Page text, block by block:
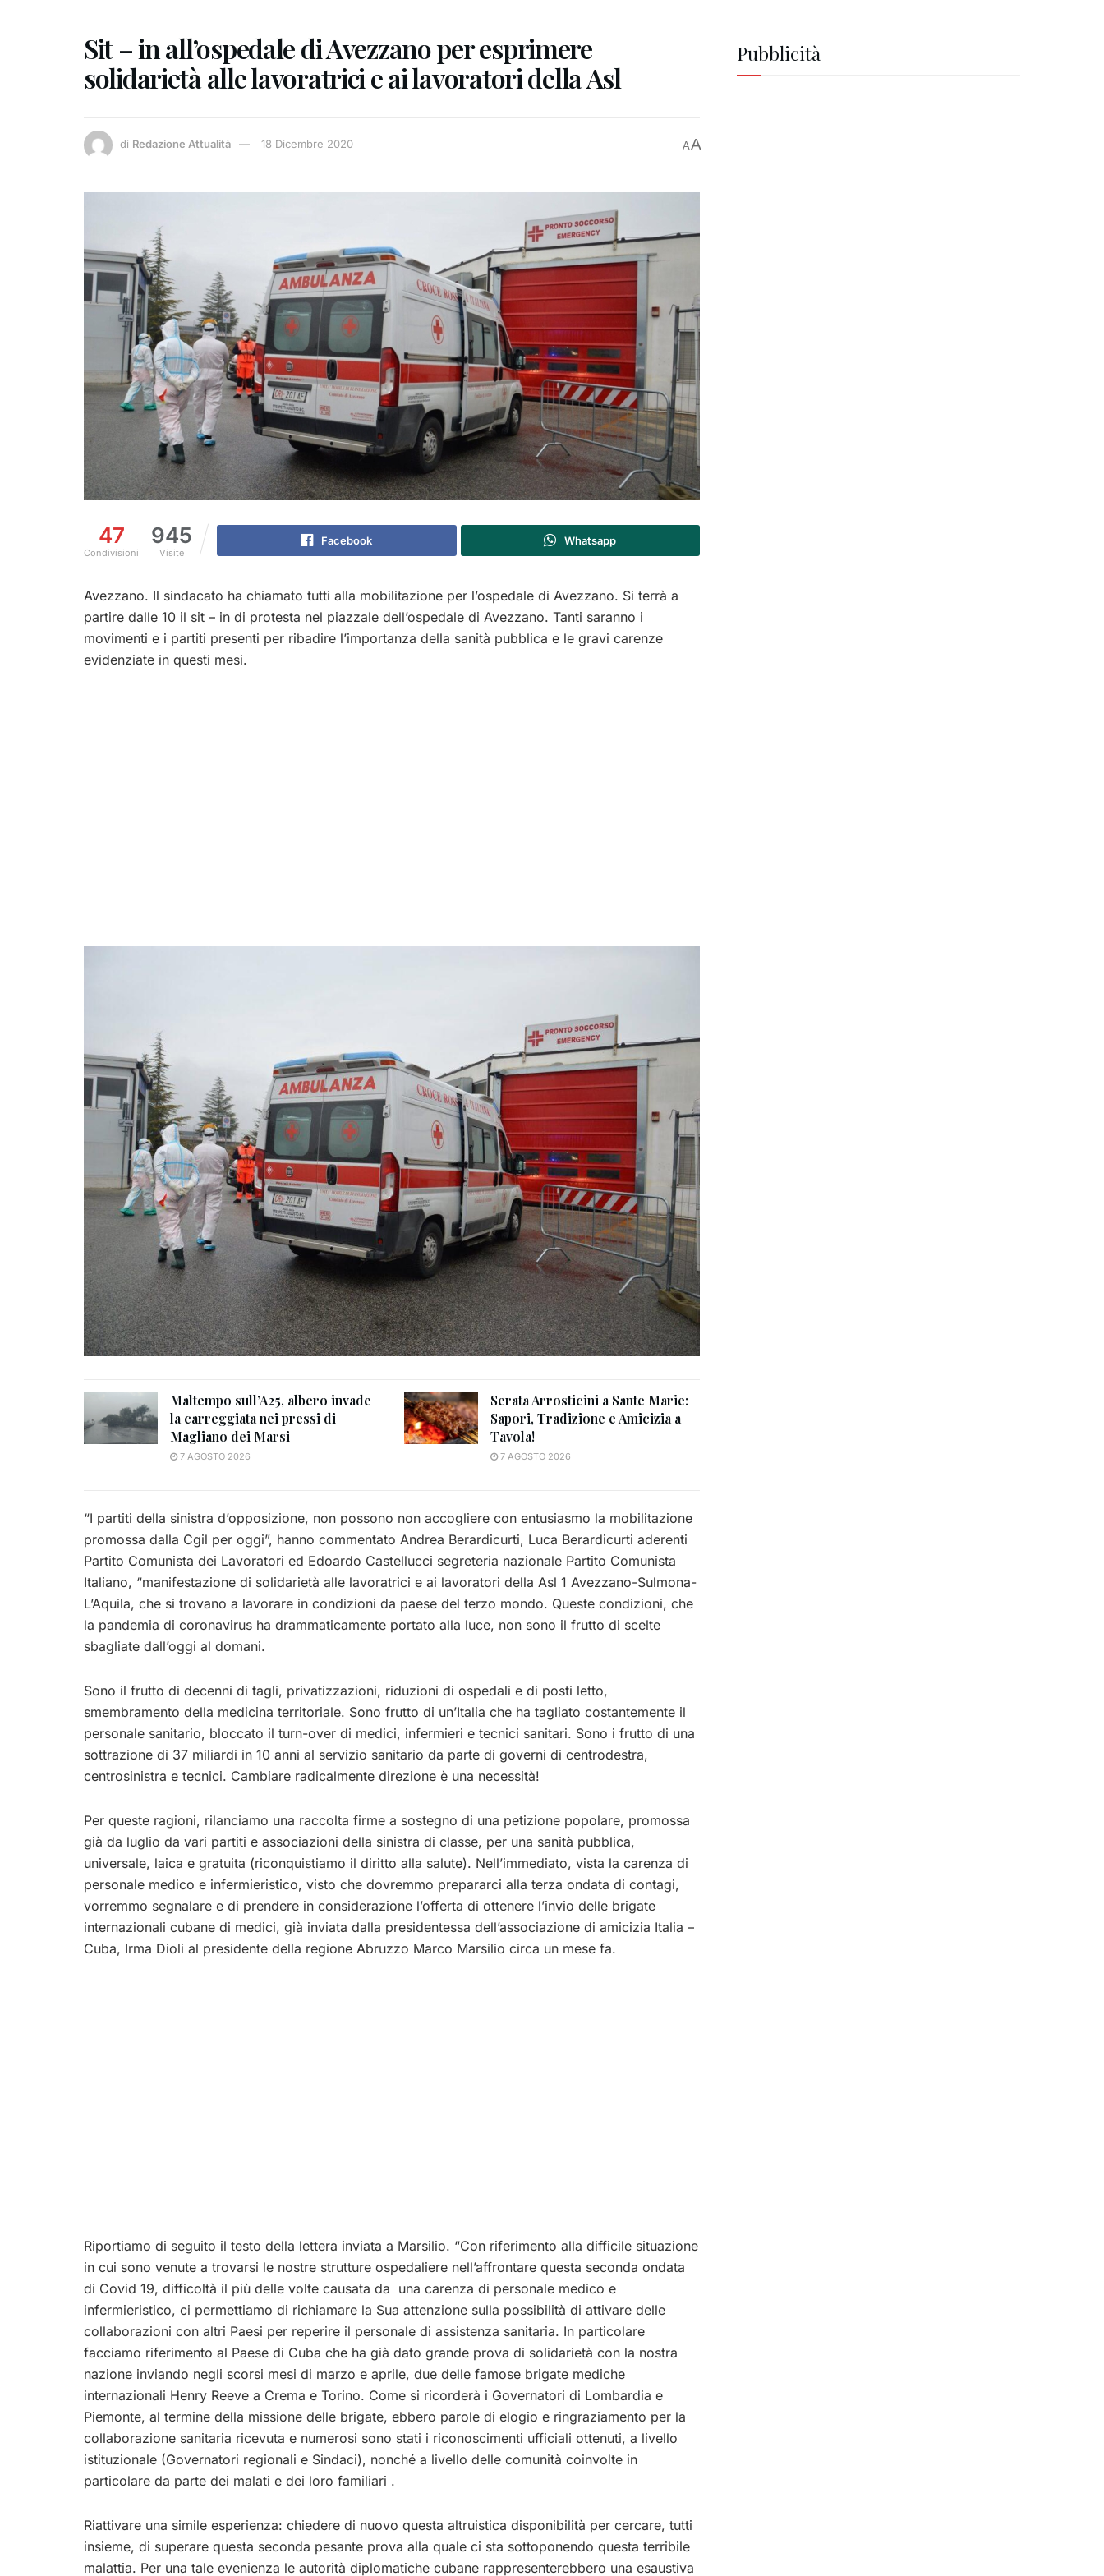
Sit – in all’ospedale di Avezzano per esprimere
solidarietà alle lavoratrici e ai lavoratori della Asl
di Redazione Attualità 18 Dicembre 2020 AA
47
Condivisioni
945
Visite
Facebook Whatsapp
Avezzano. Il sindacato ha chiamato tutti alla mobilitazione per l’ospedale di Avezzano. Si terrà a
partire dalle 10 il sit – in di protesta nel piazzale dell’ospedale di Avezzano. Tanti saranno i
movimenti e i partiti presenti per ribadire l’importanza della sanità pubblica e le gravi carenze
evidenziate in questi mesi.
Maltempo sull’A25, albero invade
la carreggiata nei pressi di
Magliano dei Marsi
7 AGOSTO 2026
Serata Arrosticini a Sante Marie:
Sapori, Tradizione e Amicizia a
Tavola!
7 AGOSTO 2026
“I partiti della sinistra d’opposizione, non possono non accogliere con entusiasmo la mobilitazione
promossa dalla Cgil per oggi”, hanno commentato Andrea Berardicurti, Luca Berardicurti aderenti
Partito Comunista dei Lavoratori ed Edoardo Castellucci segreteria nazionale Partito Comunista
Italiano, “manifestazione di solidarietà alle lavoratrici e ai lavoratori della Asl 1 Avezzano-Sulmona-
L’Aquila, che si trovano a lavorare in condizioni da paese del terzo mondo. Queste condizioni, che
la pandemia di coronavirus ha drammaticamente portato alla luce, non sono il frutto di scelte
sbagliate dall’oggi al domani.
Sono il frutto di decenni di tagli, privatizzazioni, riduzioni di ospedali e di posti letto,
smembramento della medicina territoriale. Sono frutto di un’Italia che ha tagliato costantemente il
personale sanitario, bloccato il turn-over di medici, infermieri e tecnici sanitari. Sono i frutto di una
sottrazione di 37 miliardi in 10 anni al servizio sanitario da parte di governi di centrodestra,
centrosinistra e tecnici. Cambiare radicalmente direzione è una necessità!
Per queste ragioni, rilanciamo una raccolta firme a sostegno di una petizione popolare, promossa
già da luglio da vari partiti e associazioni della sinistra di classe, per una sanità pubblica,
universale, laica e gratuita (riconquistiamo il diritto alla salute). Nell’immediato, vista la carenza di
personale medico e infermieristico, visto che dovremmo prepararci alla terza ondata di contagi,
vorremmo segnalare e di prendere in considerazione l’offerta di ottenere l’invio delle brigate
internazionali cubane di medici, già inviata dalla presidentessa dell’associazione di amicizia Italia –
Cuba, Irma Dioli al presidente della regione Abruzzo Marco Marsilio circa un mese fa.
Riportiamo di seguito il testo della lettera inviata a Marsilio. “Con riferimento alla difficile situazione
in cui sono venute a trovarsi le nostre strutture ospedaliere nell’affrontare questa seconda ondata
di Covid 19, difficoltà il più delle volte causata da una carenza di personale medico e
infermieristico, ci permettiamo di richiamare la Sua attenzione sulla possibilità di attivare delle
collaborazioni con altri Paesi per reperire il personale di assistenza sanitaria. In particolare
facciamo riferimento al Paese di Cuba che ha già dato grande prova di solidarietà con la nostra
nazione inviando negli scorsi mesi di marzo e aprile, due delle famose brigate mediche
internazionali Henry Reeve a Crema e Torino. Come si ricorderà i Governatori di Lombardia e
Piemonte, al termine della missione delle brigate, ebbero parole di elogio e ringraziamento per la
collaborazione sanitaria ricevuta e numerosi sono stati i riconoscimenti ufficiali ottenuti, a livello
istituzionale (Governatori regionali e Sindaci), nonché a livello delle comunità coinvolte in
particolare da parte dei malati e dei loro familiari .
Riattivare una simile esperienza: chiedere di nuovo questa altruistica disponibilità per cercare, tutti
insieme, di superare questa seconda pesante prova alla quale ci sta sottoponendo questa terribile
malattia. Per una tale evenienza le autorità diplomatiche cubane rappresenterebbero una esaustiva
Pubblicità